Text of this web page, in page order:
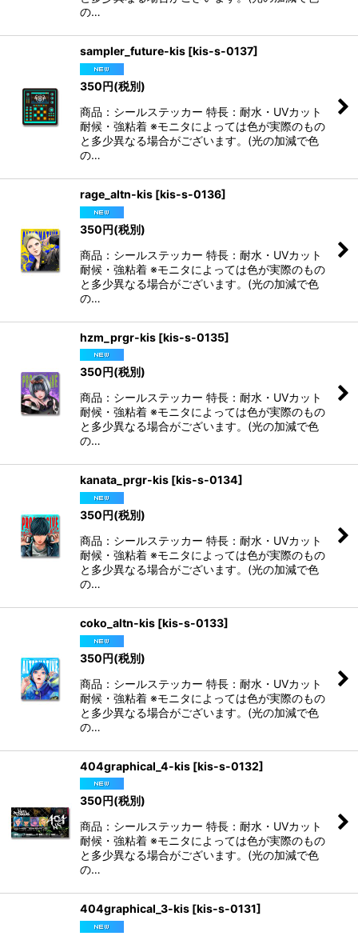
の…
sampler_future-kis [kis-s-0137]
350円(税別)
商品：シールステッカー 特長：耐水・UVカット
耐候・強粘着 ※モニタによっては色が実際のもの
と多少異なる場合がございます。(光の加減で色
の…
rage_altn-kis [kis-s-0136]
350円(税別)
商品：シールステッカー 特長：耐水・UVカット
耐候・強粘着 ※モニタによっては色が実際のもの
と多少異なる場合がございます。(光の加減で色
の…
hzm_prgr-kis [kis-s-0135]
350円(税別)
商品：シールステッカー 特長：耐水・UVカット
耐候・強粘着 ※モニタによっては色が実際のもの
と多少異なる場合がございます。(光の加減で色
の…
kanata_prgr-kis [kis-s-0134]
350円(税別)
商品：シールステッカー 特長：耐水・UVカット
耐候・強粘着 ※モニタによっては色が実際のもの
と多少異なる場合がございます。(光の加減で色
の…
coko_altn-kis [kis-s-0133]
350円(税別)
商品：シールステッカー 特長：耐水・UVカット
耐候・強粘着 ※モニタによっては色が実際のもの
と多少異なる場合がございます。(光の加減で色
の…
404graphical_4-kis [kis-s-0132]
350円(税別)
商品：シールステッカー 特長：耐水・UVカット
耐候・強粘着 ※モニタによっては色が実際のもの
と多少異なる場合がございます。(光の加減で色
の…
404graphical_3-kis [kis-s-0131]